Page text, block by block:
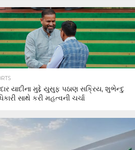
યાદીના મુદ્દે યુસુફ પઠાણ સક્રિય, શુભેન્દુ
સાથે કરી મહત્વની ચર્ચા